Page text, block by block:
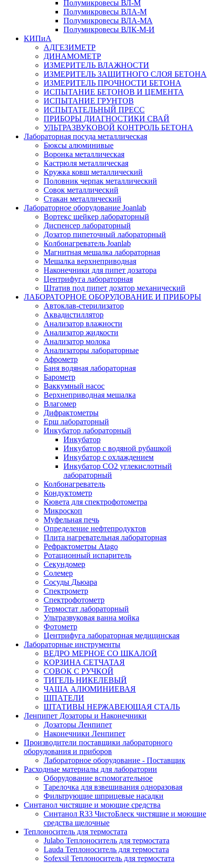
Полумикровесы ВЛ-М
Полумикровесы ВЛА-М
Полумикровесы ВЛА-МА
Полумикровесы ВЛК-М-И
КИПиА
АДГЕЗИМЕТР
ДИНАМОМЕТР
ИЗМЕРИТЕЛЬ ВЛАЖНОСТИ
ИЗМЕРИТЕЛЬ ЗАЩИТНОГО СЛОЯ БЕТОНА
ИЗМЕРИТЕЛЬ ПРОЧНОСТИ БЕТОНА
ИСПЫТАНИЕ БЕТОНОВ И ЦЕМЕНТА
ИСПЫТАНИЕ ГРУНТОВ
ИСПЫТАТЕЛЬНЫЙ ПРЕСС
ПРИБОРЫ ДИАГНОСТИКИ СВАЙ
УЛЬТРАЗВУКОВОЙ КОНТРОЛЬ БЕТОНА
Лабораторная посуда металлическая
Бюксы алюминивые
Воронка металлическая
Кастрюля металлическая
Кружка ковш металлический
Половник черпак металлический
Совок металлический
Стакан металлический
Лабораторное оборудование Joanlab
Вортекс шейкер лабораторный
Диспенсер лабораторный
Дозатор пипеточный лабораторный
Колбонагреватель Joanlab
Магнитная мешалка лабораторная
Мешалка верхнеприводная
Наконечники для пипет дозатора
Центрифуга лабораторная
Штатив под пипет дозатор механический
ЛАБОРАТОРНОЕ ОБОРУДОВАНИЕ И ПРИБОРЫ
Автоклав-стерилизатор
Аквадистиллятор
Анализатор влажности
Анализатор жидкости
Анализатор молока
Анализаторы лабораторные
Афрометр
Баня водяная лабораторная
Барометр
Ваккумный насос
Верхнеприводная мешалка
Влагомер
Дифрактометры
Ерш лабораторный
Инкубатор лабораторный
Инкубатор
Инкубатор с водяной рубашкой
Инкубатор с охлаждением
Инкубатор СО2 углекислотный
лабораторный
Колбонагреватель
Кондуктометр
Кювета для спектрофотометра
Микроскоп
Муфельная печь
Определение нефтепродуктов
Плита нагревательная лабораторная
Рефрактометры Atago
Ротационный испаритель
Секундомер
Солемер
Сосуды Дьюара
Спектрометр
Спектрофотометр
Термостат лабораторный
Ультразвуковая ванна мойка
Фотометр
Центрифуга лабораторная медицинская
Лабораторные инструменты
ВЕДРО МЕРНОЕ СО ШКАЛОЙ
КОРЗИНА СЕТЧАТАЯ
СОВОК С РУЧКОЙ
ТИГЕЛЬ НИКЕЛЕВЫЙ
ЧАША АЛЮМИНИЕВАЯ
ШПАТЕЛИ
ШТАТИВЫ НЕРЖАВЕЮЩАЯ СТАЛЬ
Ленпипет Дозаторы и Наконечники
Дозаторы Ленпипет
Наконечники Ленпипет
Производители поставщики лабораторного
оборудования и приборов
Лабораторное оборудование - Поставщик
Расходные материалы для лаборатории
Оборудование вспомогательное
Тарелочка для взвешивания одноразовая
Фильтрующие шприцевые насадки
Синтанол чистящие и моющие средства
Синтанол R33 ЧистоБлеск чистящие и моющие
средства щелочные
Теплоноситель для термостата
Julabo Теплоноситель для термостата
Lauda Теплоноситель для термостата
Sofexsil Теплоноситель для термостата